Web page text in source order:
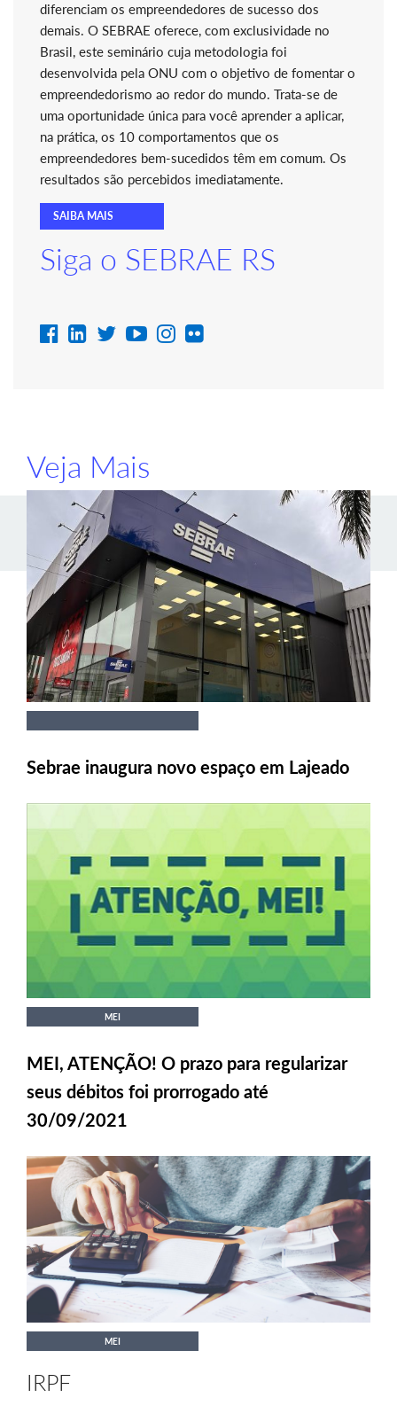
diferenciam os empreendedores de sucesso dos
demais. O SEBRAE oferece, com exclusividade no
Brasil, este seminário cuja metodologia foi
desenvolvida pela ONU com o objetivo de fomentar o
empreendedorismo ao redor do mundo. Trata-se de
uma oportunidade única para você aprender a aplicar,
na prática, os 10 comportamentos que os
empreendedores bem-sucedidos têm em comum. Os
resultados são percebidos imediatamente.
SAIBA MAIS
Siga o SEBRAE RS
Veja Mais
Sebrae inaugura novo espaço em Lajeado
MEI
MEI, ATENÇÃO! O prazo para regularizar
seus débitos foi prorrogado até
30/09/2021
MEI
IRPF